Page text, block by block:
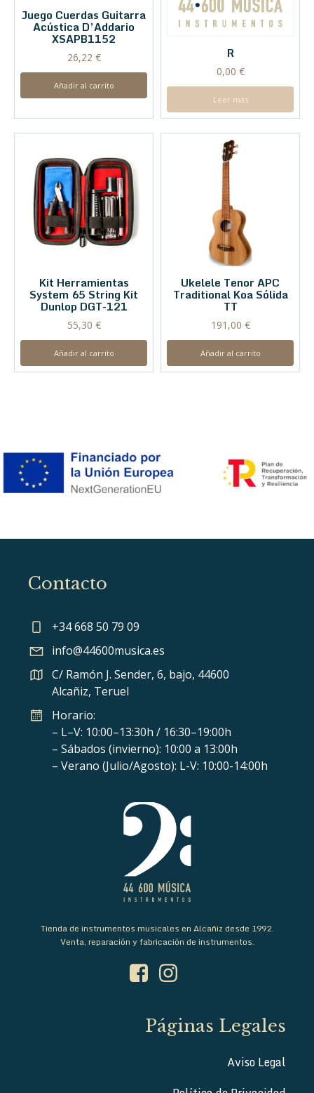
Juego Cuerdas Guitarra
Acústica D’Addario
XSAPB1152
26,22 €
Añadir al carrito
R
0,00 €
Leer más
Kit Herramientas
System 65 String Kit
Dunlop DGT-121
55,30 €
Añadir al carrito
Ukelele Tenor APC
Traditional Koa Sólida
TT
191,00 €
Añadir al carrito
Contacto
+34 668 50 79 09
info@44600musica.es
C/ Ramón J. Sender, 6, bajo, 44600
Alcañiz, Teruel
Horario:
– L–V: 10:00–13:30h / 16:30–19:00h
– Sábados (invierno): 10:00 a 13:00h
– Verano (Julio/Agosto): L-V: 10:00-14:00h
Tienda de instrumentos musicales en Alcañiz desde 1992.
Venta, reparación y fabricación de instrumentos.
Páginas Legales
Aviso Legal